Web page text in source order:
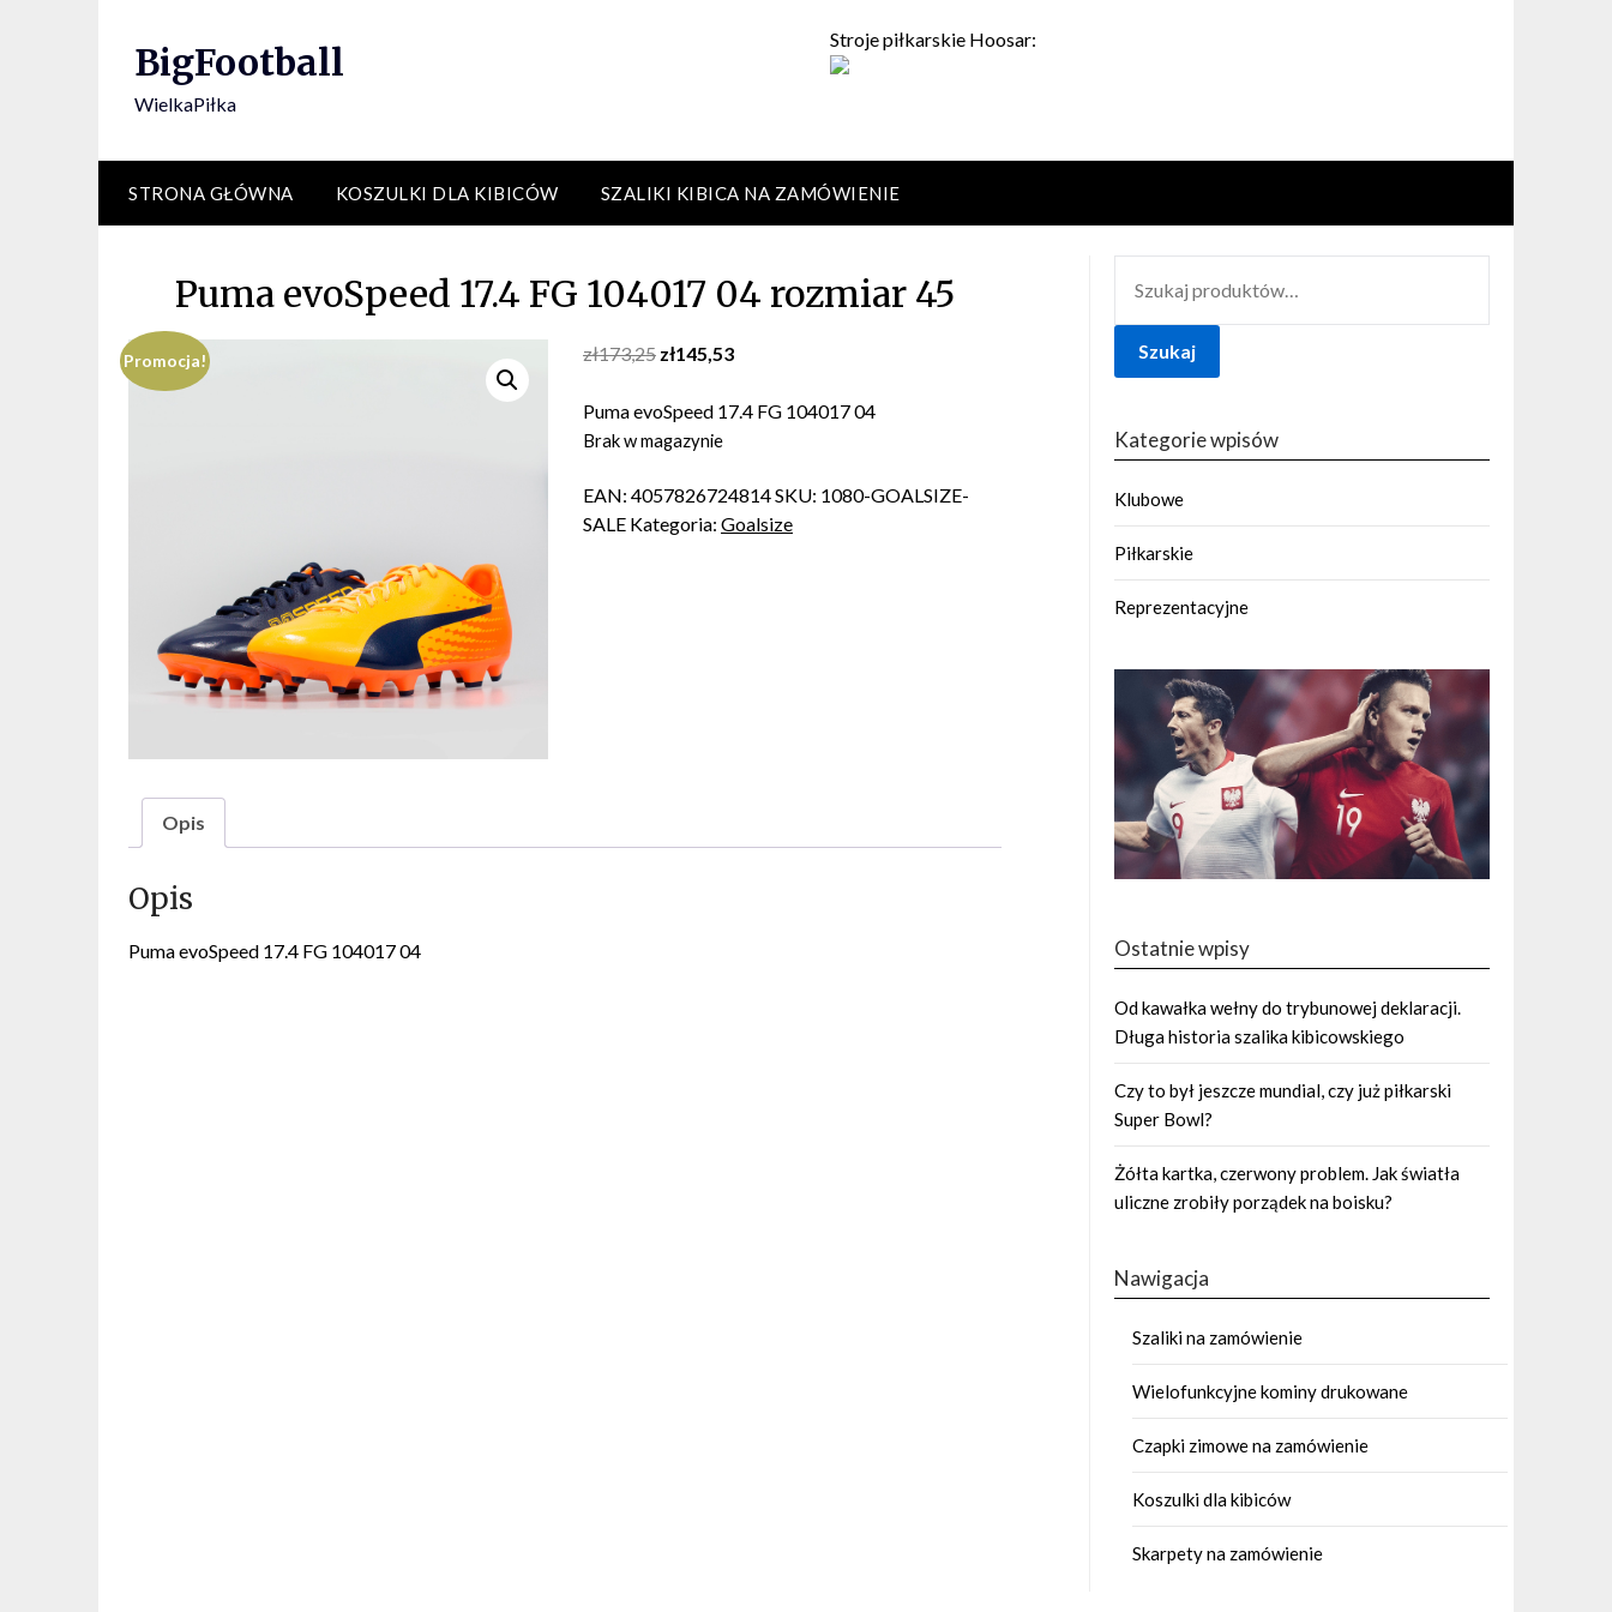
BigFootball
WielkaPiłka
Stroje piłkarskie Hoosar:
STRONA GŁÓWNA KOSZULKI DLA KIBICÓW SZALIKI KIBICA NA ZAMÓWIENIE
Puma evoSpeed 17.4 FG 104017 04 rozmiar 45
Promocja! zł173,25 Original
was:
zł173,25.
zł145,53Current
is:
Puma evoSpeed 17.4 FG 104017 04
Brak w magazynie
EAN: 4057826724814SKU: 1080-GOALSIZE-
SALE Kategoria: Goalsize
Opis
Opis
Puma evoSpeed 17.4 FG 104017 04
Szukaj
Kategorie wpisów
Klubowe
Piłkarskie
Reprezentacyjne
Ostatnie wpisy
Od kawałka wełny do trybunowej deklaracji.
Długa historia szalika kibicowskiego
Czy to był jeszcze mundial, czy już piłkarski
Super Bowl?
Żółta kartka, czerwony problem. Jak światła
uliczne zrobiły porządek na boisku?
Nawigacja
Szaliki na zamówienie
Wielofunkcyjne kominy drukowane
Czapki zimowe na zamówienie
Koszulki dla kibiców
Skarpety na zamówienie